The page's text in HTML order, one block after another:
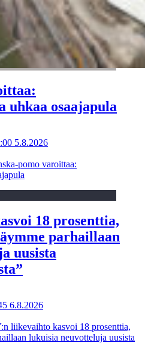
uhkaa osaajapula
5.8.2026
pomo varoittaa:
18 prosenttia,
parhaillaan
uusista
6.8.2026
liikevaihto kasvoi 18 prosenttia,
lukuisia neuvotteluja uusista